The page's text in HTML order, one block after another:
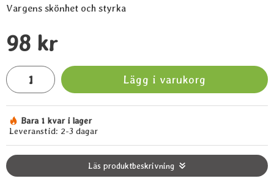
Vargens skönhet och styrka
pris
98 kr
antal
Lägg i varukorg
Tillgänglighet:
Bara 1 kvar i lager
Leveranstid: 2-3 dagar
Läs produktbeskrivning